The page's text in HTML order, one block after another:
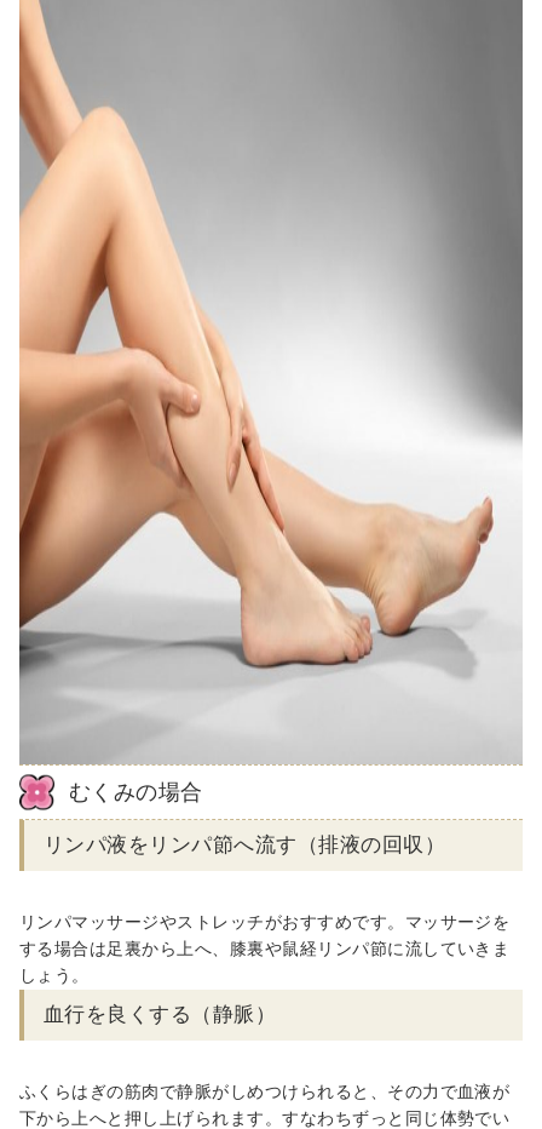
むくみの場合
リンパ液をリンパ節へ流す（排液の回収）
リンパマッサージやストレッチがおすすめです。マッサージを
する場合は足裏から上へ、膝裏や鼠経リンパ節に流していきま
しょう。
血行を良くする（静脈）
ふくらはぎの筋肉で静脈がしめつけられると、その力で血液が
下から上へと押し上げられます。すなわちずっと同じ体勢でい